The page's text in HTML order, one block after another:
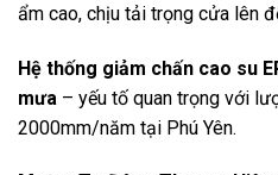
ẩm cao, chịu tải trọng cửa lên
Hệ thống giảm chấn cao su
mưa – yếu tố quan trọng với
2000mm/năm tại Phú Yên.